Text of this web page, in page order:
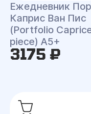
Ежедневник
Каприс Ван Пис
(Portfolio
piece) A5+
3175 ₽